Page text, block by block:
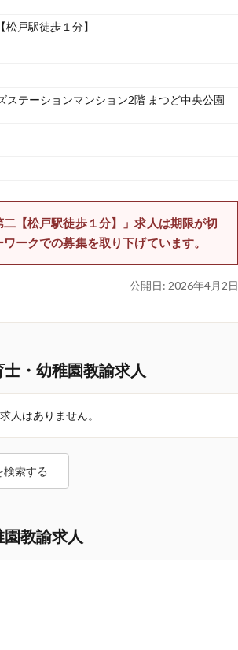
戸駅徒歩１分】
テーションマンション2階 まつど中央公園
【松戸駅徒歩１分】」求人は期限が切
ークでの募集を取り下げています。
公開日: 2026年4月2日
・幼稚園教諭求人
人はありません。
索する
教諭求人